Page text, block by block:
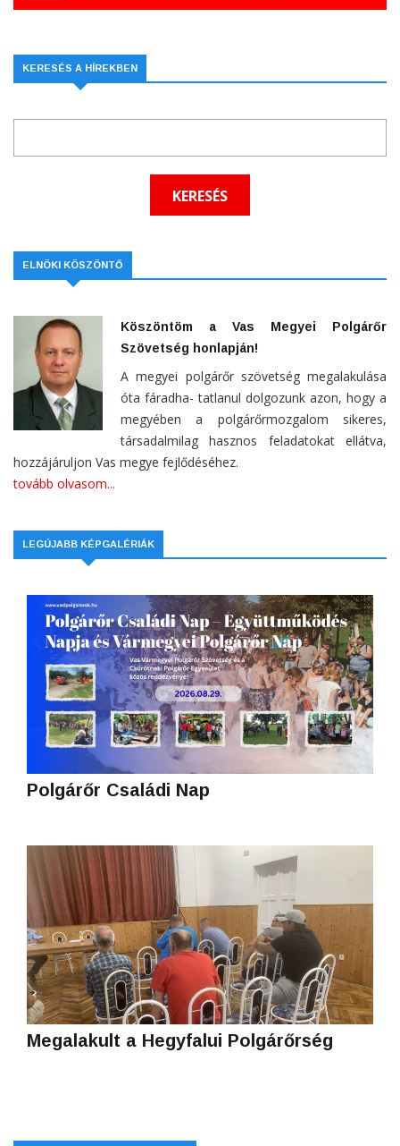
KERESÉS A HÍREKBEN
ELNÖKI KÖSZÖNTŐ
Köszöntöm a Vas Megyei Polgárőr
Szövetség honlapján!
A megyei polgárőr szövetség megalakulása
óta fáradha- tatlanul dolgozunk azon, hogy a
megyében a polgárőrmozgalom sikeres,
társadalmilag hasznos feladatokat ellátva,
hozzájáruljon Vas megye fejlődéséhez.
tovább olvasom...
LEGÚJABB KÉPGALÉRIÁK
Polgárőr Családi Nap
Megalakult a Hegyfalui Polgárőrség